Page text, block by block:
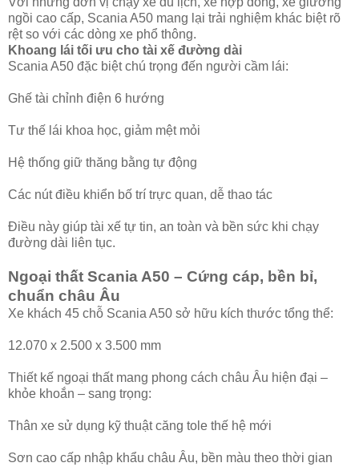
ngồi cao cấp, Scania A50 mang lại trải nghiệm khác biệt rõ
rệt so với các dòng xe phổ thông.
Khoang lái tối ưu cho tài xế đường dài
Scania A50 đặc biệt chú trọng đến người cầm lái:
Ghế tài chỉnh điện 6 hướng
Tư thế lái khoa học, giảm mệt mỏi
Hệ thống giữ thăng bằng tự động
Các nút điều khiển bố trí trực quan, dễ thao tác
Điều này giúp tài xế tự tin, an toàn và bền sức khi chạy
đường dài liên tục.
Ngoại thất Scania A50 – Cứng cáp, bền bỉ,
chuẩn châu Âu
Xe khách 45 chỗ Scania A50 sở hữu kích thước tổng thể:
12.070 x 2.500 x 3.500 mm
Thiết kế ngoại thất mang phong cách châu Âu hiện đại –
khỏe khoắn – sang trọng:
Thân xe sử dụng kỹ thuật căng tole thế hệ mới
Sơn cao cấp nhập khẩu châu Âu, bền màu theo thời gian